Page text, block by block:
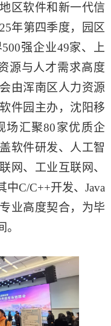
区软件和新一代信
年第四季度，园区
强企业49家、上
源与人才需求高度
由浑南区人力资源
件园主办，沈阳移
场汇聚80家优质企
软件研发、人工智
网、工业互联网、
C/C++开发、Java
业高度契合，为毕